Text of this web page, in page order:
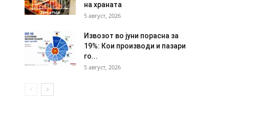
на храната
5 август, 2026
Извозот во јуни порасна за
19%: Кои производи и пазари
го...
5 август, 2026